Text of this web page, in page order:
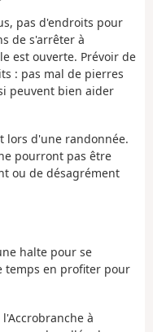
pas d'endroits pour
de s'arrêter à
est ouverte. Prévoir de
: pas mal de pierres
peuvent bien aider
lors d'une randonnée.
pourront pas être
ou de désagrément
halte pour se
temps en profiter pour
à